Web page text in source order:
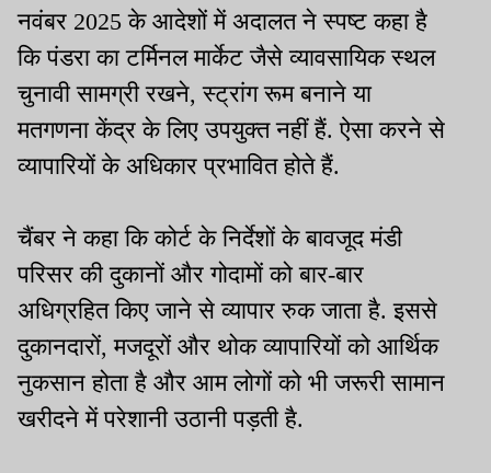
नवंबर 2025 के आदेशों में अदालत ने स्पष्ट कहा है
कि पंडरा का टर्मिनल मार्केट जैसे व्यावसायिक स्थल
चुनावी सामग्री रखने, स्ट्रांग रूम बनाने या
मतगणना केंद्र के लिए उपयुक्त नहीं हैं. ऐसा करने से
व्यापारियों के अधिकार प्रभावित होते हैं.
चैंबर ने कहा कि कोर्ट के निर्देशों के बावजूद मंडी
परिसर की दुकानों और गोदामों को बार-बार
अधिग्रहित किए जाने से व्यापार रुक जाता है. इससे
दुकानदारों, मजदूरों और थोक व्यापारियों को आर्थिक
नुकसान होता है और आम लोगों को भी जरूरी सामान
खरीदने में परेशानी उठानी पड़ती है.